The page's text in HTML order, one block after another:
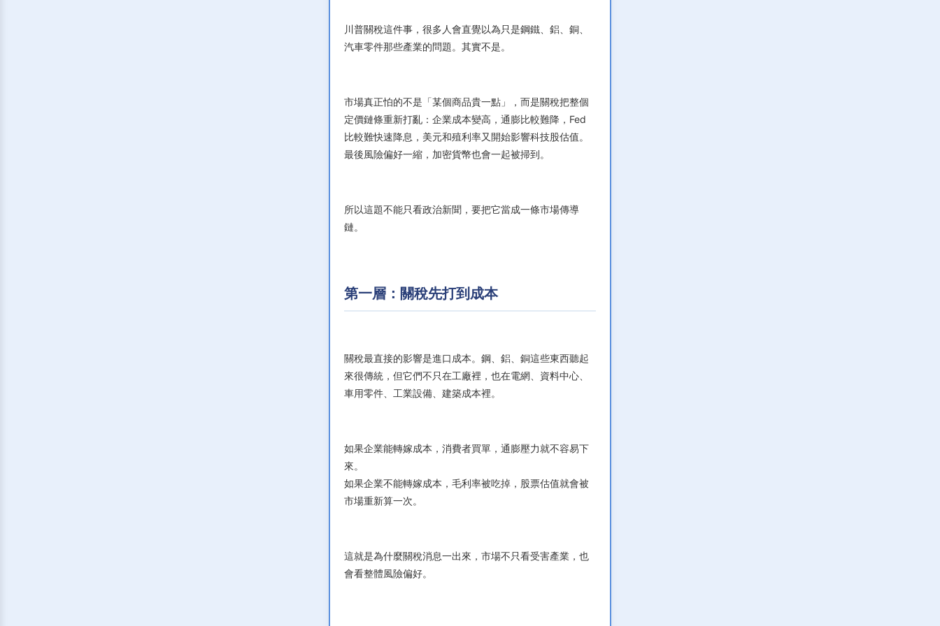
川普關稅這件事，很多人會直覺以為只是鋼鐵、鋁、銅、
汽車零件那些產業的問題。其實不是。
市場真正怕的不是「某個商品貴一點」，而是關稅把整個
定價鏈條重新打亂：企業成本變高，通膨比較難降，Fed
比較難快速降息，美元和殖利率又開始影響科技股估值。
最後風險偏好一縮，加密貨幣也會一起被掃到。
所以這題不能只看政治新聞，要把它當成一條市場傳導
鏈。
第一層：關稅先打到成本
關稅最直接的影響是進口成本。鋼、鋁、銅這些東西聽起
來很傳統，但它們不只在工廠裡，也在電網、資料中心、
車用零件、工業設備、建築成本裡。
如果企業能轉嫁成本，消費者買單，通膨壓力就不容易下
來。
如果企業不能轉嫁成本，毛利率被吃掉，股票估值就會被
市場重新算一次。
這就是為什麼關稅消息一出來，市場不只看受害產業，也
會看整體風險偏好。